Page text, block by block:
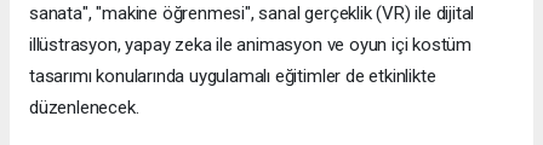
sanata", "makine öğrenmesi", sanal gerçeklik (VR) ile dijital
illüstrasyon, yapay zeka ile animasyon ve oyun içi kostüm
tasarımı konularında uygulamalı eğitimler de etkinlikte
düzenlenecek.